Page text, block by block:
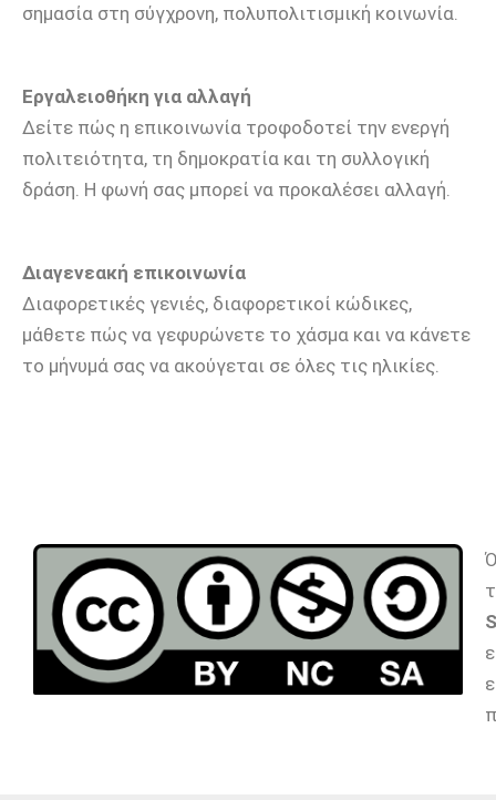
σημασία στη σύγχρονη, πολυπολιτισμική κοινωνία.
Εργαλειοθήκη για αλλαγή
Δείτε πώς η επικοινωνία τροφοδοτεί την ενεργή
πολιτειότητα, τη δημοκρατία και τη συλλογική
δράση. Η φωνή σας μπορεί να προκαλέσει αλλαγή.
Διαγενεακή επικοινωνία
Διαφορετικές γενιές, διαφορετικοί κώδικες,
μάθετε πώς να γεφυρώνετε το χάσμα και να κάνετε
το μήνυμά σας να ακούγεται σε όλες τις ηλικίες.